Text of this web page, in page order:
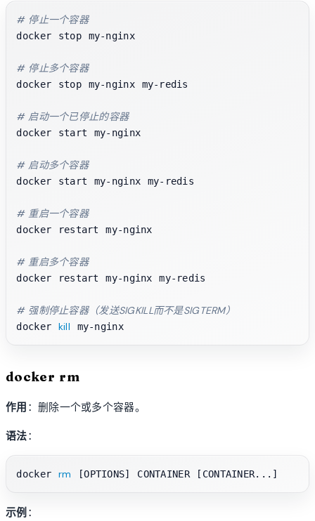
# 停止一个容器
docker stop my-nginx
# 停止多个容器
docker stop my-nginx my-redis
# 启动一个已停止的容器
docker start my-nginx
# 启动多个容器
docker start my-nginx my-redis
# 重启一个容器
docker restart my-nginx
# 重启多个容器
docker restart my-nginx my-redis
# 强制停止容器（发送SIGKILL而不是SIGTERM）
docker kill my-nginx
docker rm
作用 ：删除一个或多个容器。
语法：
docker rm
示例 ：